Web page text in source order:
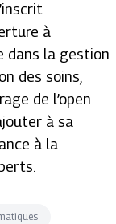
à
dans la gestion
des soins,
de l’open
à sa
à la